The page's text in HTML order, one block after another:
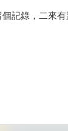
記錄，二來有